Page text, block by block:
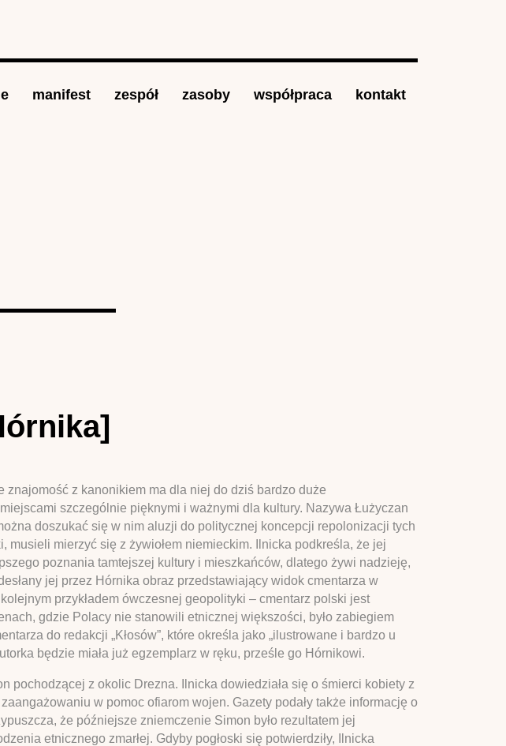
manifest zespół zasoby współpraca kontakt
znajomość z kanonikiem ma dla niej do dziś bardzo duże
szczególnie pięknymi i ważnymi dla kultury. Nazywa Łużyczan
doszukać się w nim aluzji do politycznej koncepcji repolonizacji tych
mierzyć się z żywiołem niemieckim. Ilnicka podkreśla, że jej
poznania tamtejszej kultury i mieszkańców, dlatego żywi nadzieję,
jej przez Hórnika obraz przedstawiający widok cmentarza w
przykładem ówczesnej geopolityki – cmentarz polski jest
gdzie Polacy nie stanowili etnicznej większości, było zabiegiem
do redakcji „Kłosów”, które określa jako „ilustrowane i bardzo u
będzie miała już egzemplarz w ręku, prześle go Hórnikowi.
z okolic Drezna. Ilnicka dowiedziała się o śmierci kobiety z
w pomoc ofiarom wojen. Gazety podały także informację o
że późniejsze zniemczenie Simon było rezultatem jej
etnicznego zmarłej. Gdyby pogłoski się potwierdziły, Ilnicka